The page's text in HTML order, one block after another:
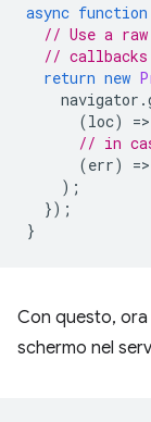
async function
// Use a
//
return new
navigator .
(loc) =>
// in
(err) =>
);
});
}
Con questo,
schermo nel